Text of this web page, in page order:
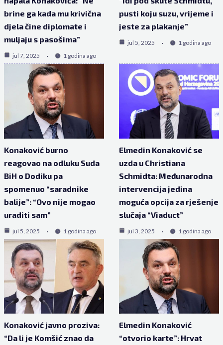
brine ga kada mu krivična
djela čine diplomate i
muljaju s pasošima”
jul 7, 2025 1 godina ago
pusti koju suzu, vrijeme i
jeste za plakanje”
jul 5, 2025 1 godina ago
Konaković burno
reagovao na odluku Suda
BiH o Dodiku pa
spomenuo “saradnike
balije”: “Ovo nije mogao
uraditi sam”
jul 5, 2025 1 godina ago
Elmedin Konaković se
uzda u Christiana
Schmidta: Međunarodna
intervencija jedina
moguća opcija za rješenje
slučaja “Viaduct”
jul 3, 2025 1 godina ago
Konaković javno proziva:
“Da li je Komšić znao da
Elmedin Konaković
“otvorio karte”: Hrvat